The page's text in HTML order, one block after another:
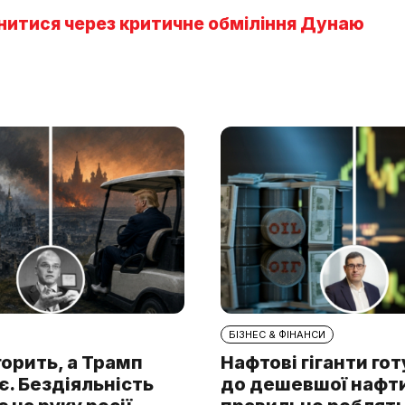
через критичне обміління Дунаю
а Трамп
Бездіяльність
БІЗНЕС & ФІНАНСИ
Нафтові гіганти
до дешевшої